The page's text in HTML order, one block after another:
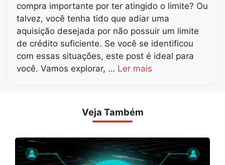
compra importante por ter atingido o limite? Ou
talvez, você tenha tido que adiar uma
aquisição desejada por não possuir um limite
de crédito suficiente. Se você se identificou
com essas situações, este post é ideal para
você. Vamos explorar, … Ler mais
Veja Também